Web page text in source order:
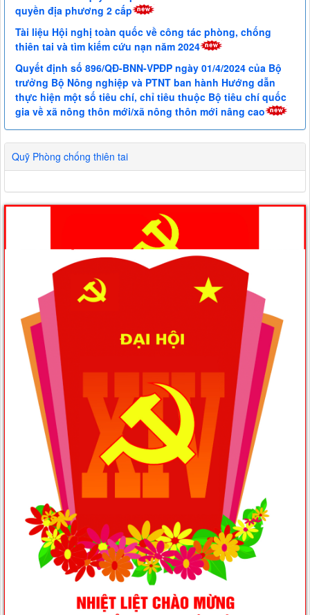
quyền địa phương 2 cấp
Tài liệu Hội nghị toàn quốc về công tác phòng, chống
thiên tai và tìm kiếm cứu nạn năm 2024
Quyết định số 896/QĐ-BNN-VPĐP ngày 01/4/2024 của Bộ
trưởng Bộ Nông nghiệp và PTNT ban hành Hướng dẫn
thực hiện một số tiêu chí, chỉ tiêu thuộc Bộ tiêu chí quốc
gia về xã nông thôn mới/xã nông thôn mới nâng cao
Quỹ Phòng chống thiên tai